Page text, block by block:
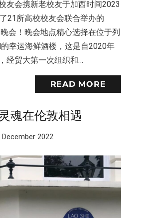
友会携新老校友于加西时间2023
21所高校校友会联合举办的
会！晚会地点精心选择在位于列
幸运海鲜酒楼，这是自2020年
经贸大第一次组织和…
READ MORE
魂在伦敦相遇
December 2022